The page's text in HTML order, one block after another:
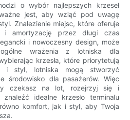
o wybór najlepszych krzeseł
jest, aby wziąć pod uwagę
Znalezienie miejsc, które oferuje
i amortyzację przez długi czas
i nowoczesny design, może
wrażenia z lotniska dla
krzesła, które priorytetują
i styl, lotniska mogą stworzyć
środowisko dla pasażerów. Więc
czekasz na lot, rozejrzyj się i
idealne krzesło terminalu
komfort, jak i styl, aby Twoja